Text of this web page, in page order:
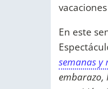
En este
semanas y
embarazo,